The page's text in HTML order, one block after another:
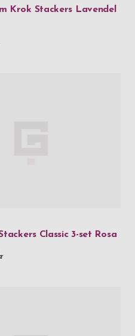
Krok Stackers Lavendel
Classic 3-set Rosa